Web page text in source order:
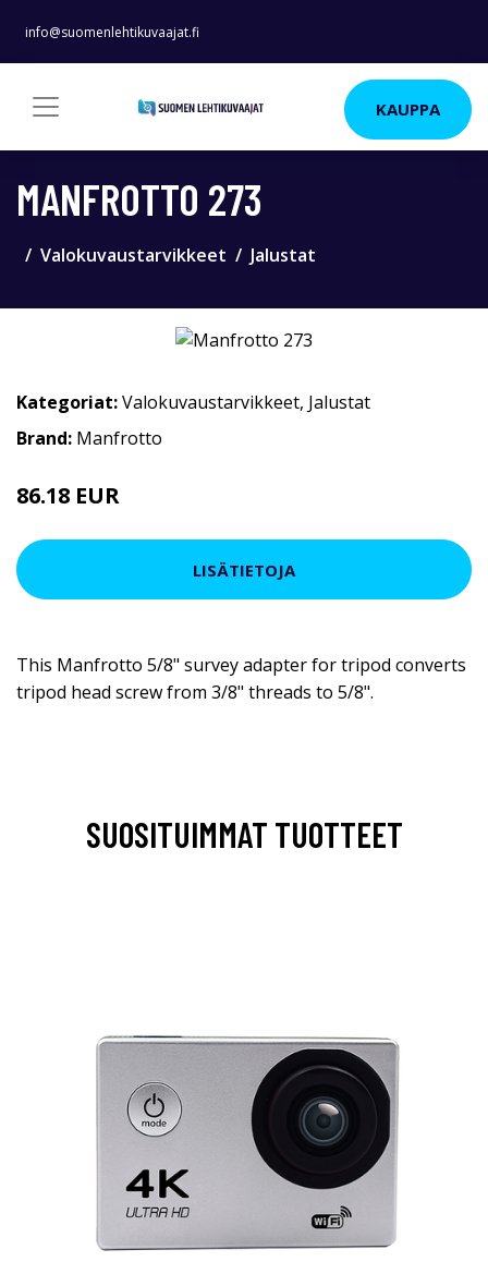
info@suomenlehtikuvaajat.fi
KAUPPA
MANFROTTO 273
Valokuvaustarvikkeet Jalustat
Kategoriat:Valokuvaustarvikkeet, Jalustat
Brand: Manfrotto
86.18 EUR
LISÄTIETOJA
This Manfrotto 5/8" survey adapter for tripod converts
tripod head screw from 3/8" threads to 5/8".
SUOSITUIMMAT TUOTTEET